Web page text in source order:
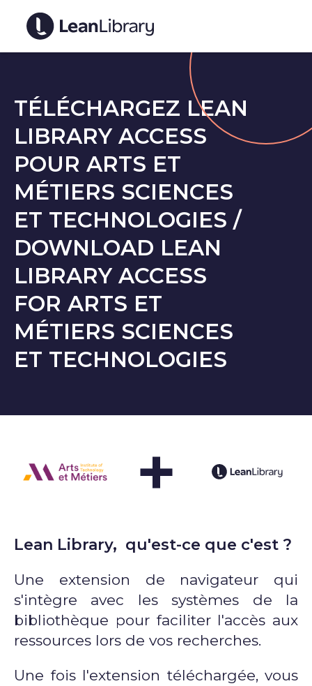
TÉLÉCHARGEZ LEAN
LIBRARY ACCESS
POUR ARTS ET
MÉTIERS SCIENCES
ET TECHNOLOGIES /
DOWNLOAD LEAN
LIBRARY ACCESS
FOR ARTS ET
MÉTIERS SCIENCES
ET TECHNOLOGIES
+
Lean Library, qu'est-ce que c'est ?
Une extension de navigateur qui
s'intègre avec les systèmes de la
bibliothèque pour faciliter l'accès aux
ressources lors de vos recherches.
Une fois l'extension téléchargée, vous